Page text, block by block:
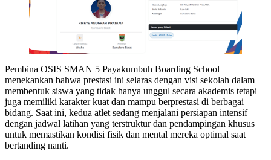
Pembina OSIS SMAN 5 Payakumbuh Boarding School
menekankan bahwa prestasi ini selaras dengan visi sekolah dalam
membentuk siswa yang tidak hanya unggul secara akademis tetapi
juga memiliki karakter kuat dan mampu berprestasi di berbagai
bidang. Saat ini, kedua atlet sedang menjalani persiapan intensif
dengan jadwal latihan yang terstruktur dan pendampingan khusus
untuk memastikan kondisi fisik dan mental mereka optimal saat
bertanding nanti.